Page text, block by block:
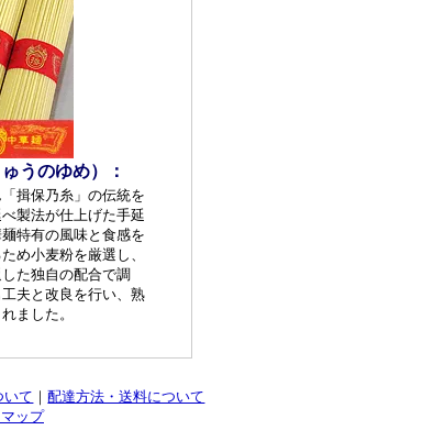
うのゆめ）：
揖保乃糸」の伝統を
製法が仕上げた手延
特有の風味と食感を
め小麦粉を厳選し、
た独自の配合で調
夫と改良を行い、熟
ました。
いて ｜配達方法・送料について
ップ